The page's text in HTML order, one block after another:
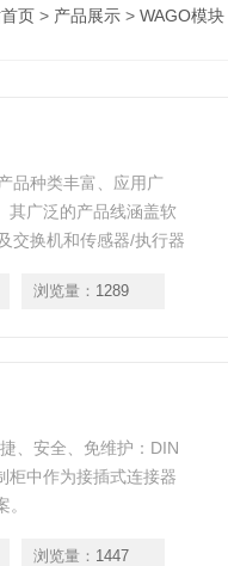
页 > 产品展示 > WAGO模块
品种类丰富、应用广
其广泛的产品线涵盖软
交换机和传感器/执行器
浏览量： 1289
、安全、免维护：DIN
柜中作为接插式连接器
浏览量： 1447